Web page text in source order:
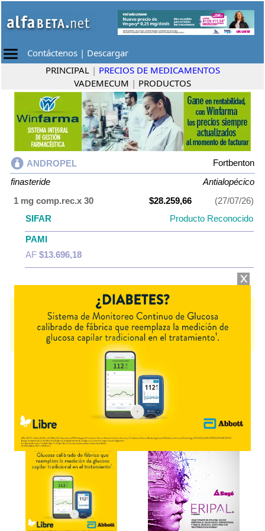
Contáctenos | Descargar
PRINCIPAL | PRECIOS DE MEDICAMENTOS
VADEMECUM | PRODUCTOS
ANDROPEL
Fortbenton
finasteride
Antialopécico
1 mg comp.rec.x 30
$28.259,66
(27/07/26)
SIFAR
Producto Reconocido
PAMI
AF $13.696,18
finasteride
producido porFortbentony cuenta con 1 presentación disponible.
Algunas presentaciones cuentan con cobertura PAMI.
Otros productos confinasteride
Otros productos deFortbenton